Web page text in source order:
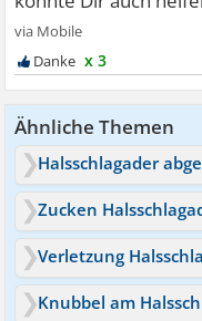
x 3
Ähnliche Themen
Halsschlagader
Zucken
Verletzung
Knubbel am